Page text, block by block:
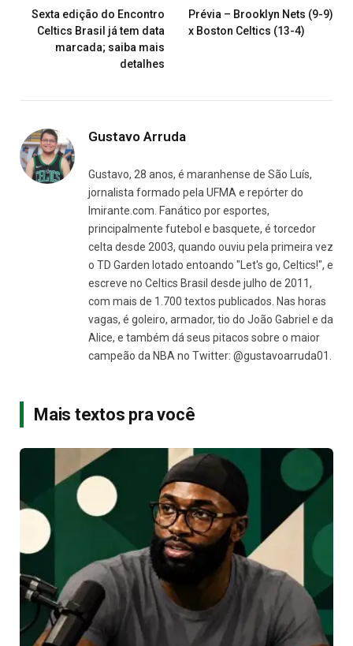
Sexta edição do Encontro
Celtics Brasil já tem data
marcada; saiba mais
detalhes
Prévia – Brooklyn Nets (9-9)
x Boston Celtics (13-4)
Gustavo Arruda
Gustavo, 28 anos, é maranhense de São Luís,
jornalista formado pela UFMA e repórter do
Imirante.com. Fanático por esportes,
principalmente futebol e basquete, é torcedor
celta desde 2003, quando ouviu pela primeira vez
o TD Garden lotado entoando "Let's go, Celtics!", e
escreve no Celtics Brasil desde julho de 2011,
com mais de 1.700 textos publicados. Nas horas
vagas, é goleiro, armador, tio do João Gabriel e da
Alice, e também dá seus pitacos sobre o maior
campeão da NBA no Twitter: @gustavoarruda01.
Mais textos pra você